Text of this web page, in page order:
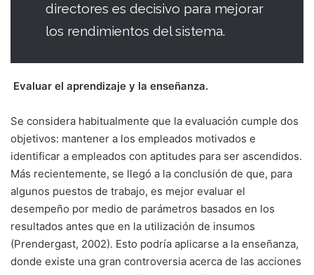
directores es decisivo para mejorar
los rendimientos del sistema.
Evaluar el aprendizaje y la enseñanza.
Se considera habitualmente que la evaluación cumple dos
objetivos: mantener a los empleados motivados e
identificar a empleados con aptitudes para ser ascendidos.
Más recientemente, se llegó a la conclusión de que, para
algunos puestos de trabajo, es mejor evaluar el
desempeño por medio de parámetros basados en los
resultados antes que en la utilización de insumos
(Prendergast, 2002). Esto podría aplicarse a la enseñanza,
donde existe una gran controversia acerca de las acciones